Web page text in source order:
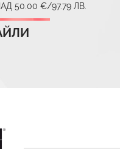
50.00 €/97.79 ЛВ.